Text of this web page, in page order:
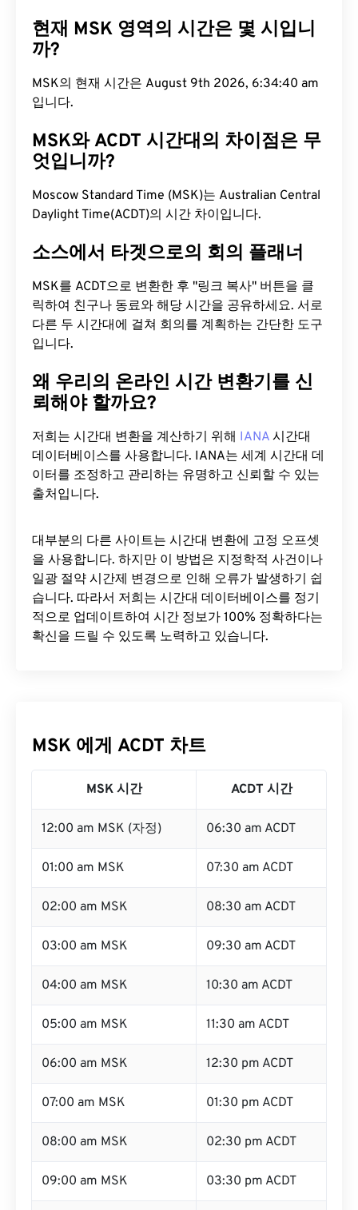
현재 MSK 영역의 시간은 몇 시입니
까?
MSK의 현재 시간은 August 9th 2026, 6:34:41 am
입니다.
MSK와 ACDT 시간대의 차이점은 무
엇입니까?
Moscow Standard Time (MSK)는 Australian Central
Daylight Time(ACDT)의 시간 차이입니다.
소스에서 타겟으로의 회의 플래너
MSK를 ACDT으로 변환한 후 "링크 복사" 버튼을 클
릭하여 친구나 동료와 해당 시간을 공유하세요. 서로
다른 두 시간대에 걸쳐 회의를 계획하는 간단한 도구
입니다.
왜 우리의 온라인 시간 변환기를 신
뢰해야 할까요?
저희는 시간대 변환을 계산하기 위해 IANA 시간대
데이터베이스를 사용합니다. IANA는 세계 시간대 데
이터를 조정하고 관리하는 유명하고 신뢰할 수 있는
출처입니다.
대부분의 다른 사이트는 시간대 변환에 ​​고정 오프셋
을 사용합니다. 하지만 이 방법은 지정학적 사건이나
일광 절약 시간제 변경으로 인해 오류가 발생하기 쉽
습니다. 따라서 저희는 시간대 데이터베이스를 정기
적으로 업데이트하여 시간 정보가 100% 정확하다는
확신을 드릴 수 있도록 노력하고 있습니다.
MSK 에게 ACDT 차트
MSK 시간 ACDT 시간
12:00 am MSK (자정) 06:30 am ACDT
01:00 am MSK 07:30 am ACDT
02:00 am MSK 08:30 am ACDT
03:00 am MSK 09:30 am ACDT
04:00 am MSK 10:30 am ACDT
05:00 am MSK 11:30 am ACDT
06:00 am MSK 12:30 pm ACDT
07:00 am MSK 01:30 pm ACDT
08:00 am MSK 02:30 pm ACDT
09:00 am MSK 03:30 pm ACDT